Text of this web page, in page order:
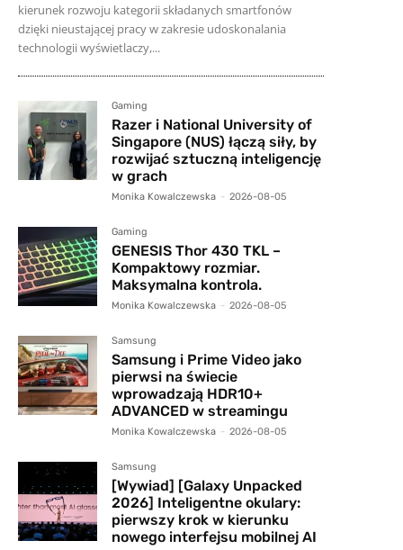
kierunek rozwoju kategorii składanych smartfonów
dzięki nieustającej pracy w zakresie udoskonalania
technologii wyświetlaczy,...
Gaming
Razer i National University of
Singapore (NUS) łączą siły, by
rozwijać sztuczną inteligencję
w grach
Monika Kowalczewska - 2026-08-05
Gaming
GENESIS Thor 430 TKL –
Kompaktowy rozmiar.
Maksymalna kontrola.
Monika Kowalczewska - 2026-08-05
Samsung
Samsung i Prime Video jako
pierwsi na świecie
wprowadzają HDR10+
ADVANCED w streamingu
Monika Kowalczewska - 2026-08-05
Samsung
[Wywiad] [Galaxy Unpacked
2026] Inteligentne okulary:
pierwszy krok w kierunku
nowego interfejsu mobilnej AI